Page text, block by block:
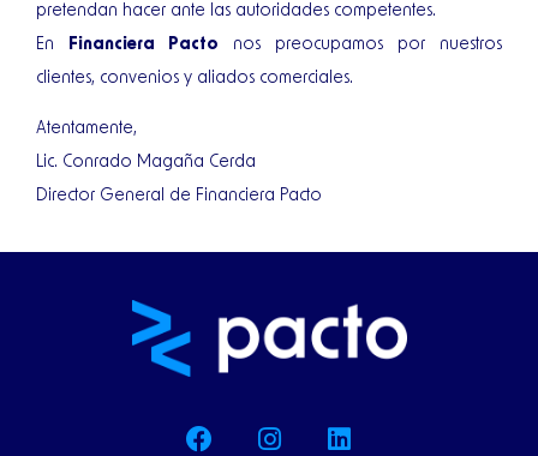
pretendan hacer ante las autoridades competentes.
En
Financiera Pacto nos preocupamos por nuestros
clientes, convenios y aliados comerciales.
Atentamente,
Lic. Conrado Magaña Cerda
Director General de Financiera Pacto
a
n
i